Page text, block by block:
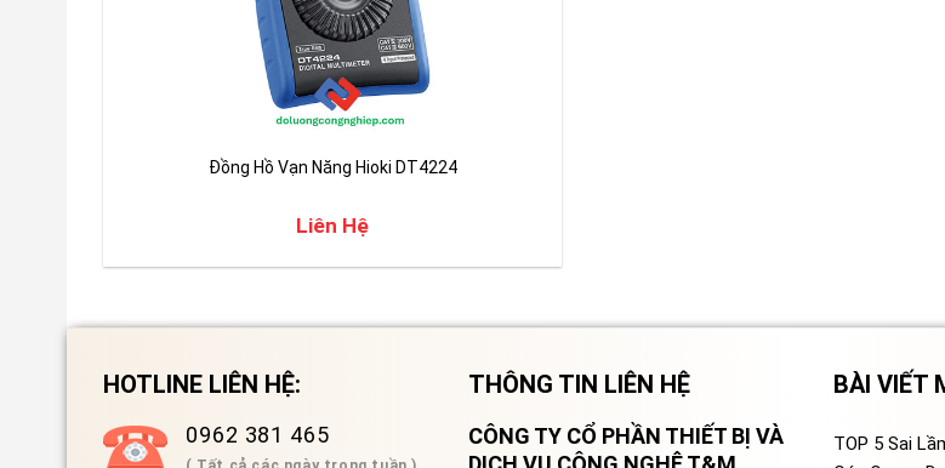
Đồng Hồ Vạn Năng Hioki DT4224
Liên Hệ
HOTLINE LIÊN HỆ:
0962 381 465
THÔNG TIN LIÊN HỆ
CÔNG TY CỔ PHẦN THIẾT BỊ VÀ
BÀI VIẾT
TOP 5 Sai